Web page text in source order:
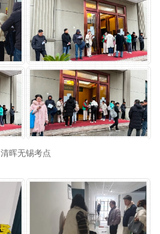
清晖无锡考点